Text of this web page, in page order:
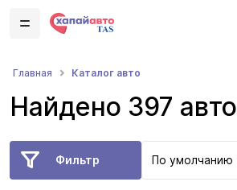
Главная Каталог авто
Найдено 397 авто
Фильтр По умолчанию